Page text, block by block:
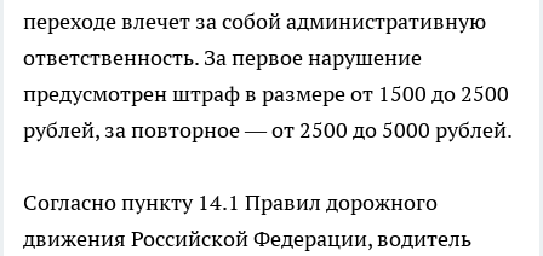
переходе влечет за собой административную
ответственность. За первое нарушение
предусмотрен штраф в размере от 1500 до 2500
рублей, за повторное — от 2500 до 5000 рублей.
Согласно пункту 14.1 Правил дорожного
движения Российской Федерации, водитель